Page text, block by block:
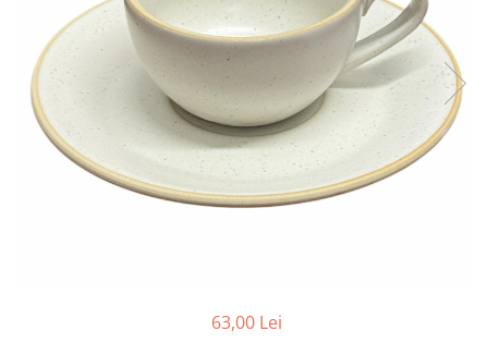
63,00 Lei